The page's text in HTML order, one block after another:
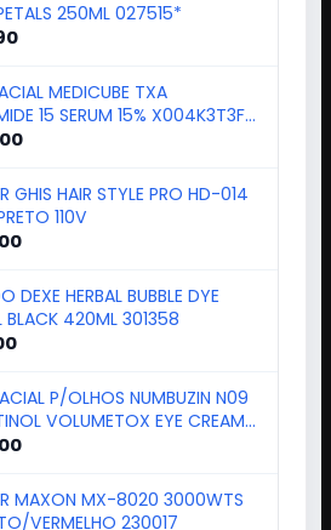
SECRET NOVO
MEDICUBE TXA
GHIS HAIR STYLE PRO HD-014
DEXE HERBAL BUBBLE DYE
P/OLHOS NUMBUZIN N09